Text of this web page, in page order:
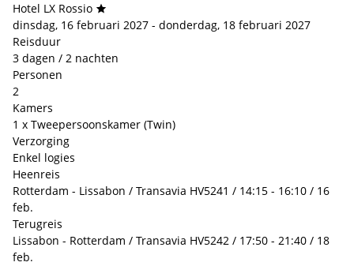
Hotel LX Rossio
dinsdag, 16 februari 2027 - donderdag, 18 februari 2027
Reisduur
3 dagen / 2 nachten
Personen
2
Kamers
1 x Tweepersoonskamer (Twin)
Verzorging
Enkel logies
Heenreis
Rotterdam - Lissabon / Transavia HV5241 / 14:15 - 16:10 / 16
feb.
Terugreis
Lissabon - Rotterdam / Transavia HV5242 / 17:50 - 21:40 / 18
feb.